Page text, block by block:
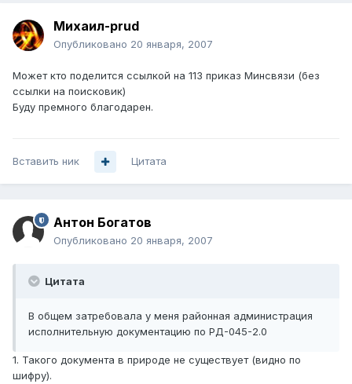
Михаил-prud
Опубликовано 20 января, 2007
Может кто поделится ссылкой на 113 приказ Минсвязи (без
ссылки на поисковик)
Буду премного благодарен.
Вставить ник Цитата
Антон Богатов
Опубликовано 20 января, 2007
Цитата
В общем затребовала у меня районная администрация
исполнительную документацию по РД-045-2.0
1. Такого документа в природе не существует (видно по
шифру).